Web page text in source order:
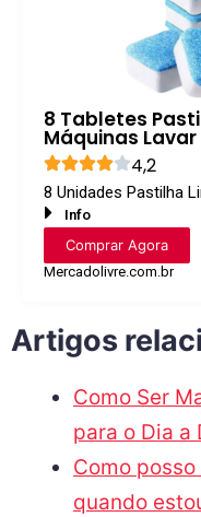
8 Tabletes
Máquinas
4,2
8 Unidades Pastilha
Info
Comprar Agora
Mercadolivre.com.br
Artigos
Como Ser
para o Dia a
Como
quando